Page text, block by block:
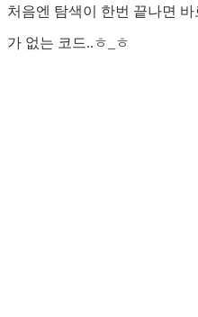
처음엔 탐색이 한번 끝나면
가 없는 코드..ㅎ_ㅎ